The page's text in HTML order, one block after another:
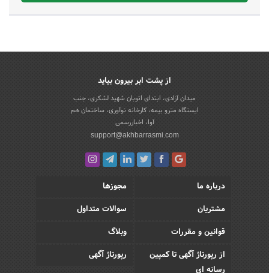
از پشت ابر بیرون بیاید
میدان آزادی، ابتدای اتوبان شهید لشکری، جنب
ایستگاه مترو بیمه، کارخانه نوآوری، ساختمان هم
آوا، اخباررسمی
support@akhbarrasmi.com
درباره ما
مجوزها
مشتریان
سوالات متداول
قوانین و مقررات
وبلاگ
از رپورتاژ آگهی تا کمپین
رسانه ای
رپورتاژ آگهی